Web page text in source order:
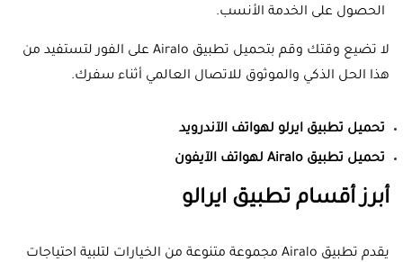
الحصول على الخدمة الأنسب.
لا تضيع وقتك وقم بتحميل تطبيق Airalo على الفور لتستفيد من
هذا الحل الذكي والموثوق للاتصال العالمي أثناء سفرك.
تحميل تطبيق ايرلو لهواتف الآندرويد
تحميل تطبيق لهواتف الآيفون
أبرز أقسام تطبيق ايرالو
يقدم تطبيق Airalo مجموعة متنوعة من الخيارات لتلبية احتياجات